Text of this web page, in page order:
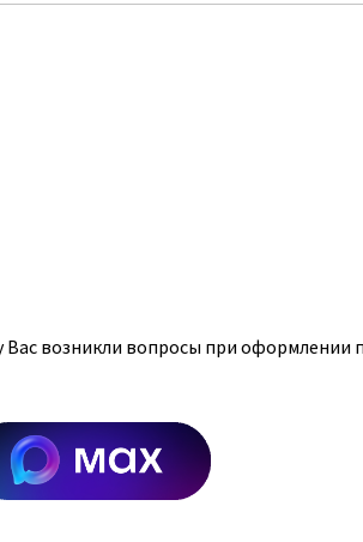
возникли вопросы при оформлении